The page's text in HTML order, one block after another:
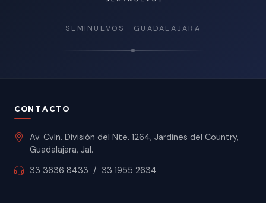
SEMINUEVOS · GUADALAJARA
CONTACTO
Av. Cvln. División del Nte. 1264, Jardines del Country,
Guadalajara, Jal.
33 3636 8433 / 33 1955 2634